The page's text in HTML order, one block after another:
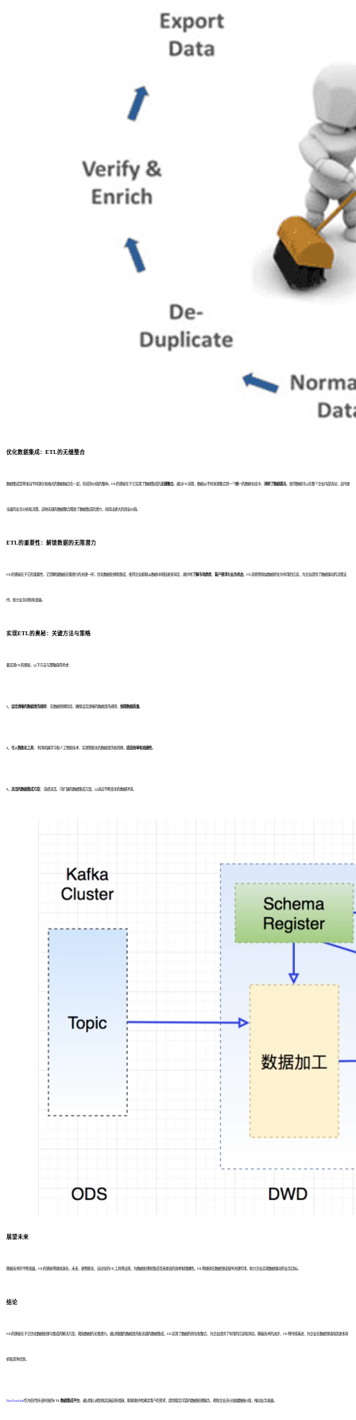
优化数据集成：ETL的无缝整合
数据集成是将来自不同源头和格式的数据融合在一起，形成有价值的整体。ETL的奥秘在于它实现了数据集成的 无缝整合。通过ETL流程，数据从不同来源整合到一个统一的数据仓库中， 消除了数据孤岛，使得数据可以在整个企业内部流动，支持更
全面的业务分析和决策。这种无缝的数据整合释放了数据集成的潜力，创造出更大的商业价值。
ETL的重要性：解锁数据的无限潜力
ETL的奥秘在于它的重要性，它是解锁数据无限潜力的关键一环。优化数据处理和集成，使得企业能够从数据中获取更多洞见，更好地了解市场趋势、 客户需求和 业务机会。ETL流程将原始数据转化为有用的信息，为企业提供了数据驱动的决策支
持，助力业务创新和发展。
实现ETL的奥秘：关键方法与策略
要实现ETL的奥秘，以下方法与策略值得考虑：
1、设定清晰的数据清洗规则： 在数据转换阶段，确保设定清晰的数据清洗规则， 保障数据质量 。
2、引入智能化工具： 利用机器学习和人工智能技术，实现智能化的数据清洗和转换， 提高效率和准确性
3、灵活的数据集成方案： 选择灵活、可扩展的数据集成方案，以适应不断变化的数据环境。
展望未来
随着技术的不断发展，ETL的奥秘将继续演化。未来，更智能化、自动化的ETL工具将出现，为数据处理和集成带来更高的效率和精确性。ETL将继续在数据领域发挥关键作用，助力企业实现数据驱动的业务目标。
结论
ETL的奥秘在于它优化数据处理与集成的解决方案，释放数据的无限潜力。通过精细的数据清洗和无缝的数据集成，ETL实现了数据的转化和整合，为企业提供了有用的信息和洞见。随着技术的进步，ETL将持续演进，为企业在数据领域创造更多商
机和竞争优势。
FineDataLink作为低代码/高时效的 ETL数据集成平台 ，通过精心规划和实施这些措施，能够更好地满足用户的需求，提供稳定可靠的数据处理服务，帮助企业充分发掘数据价值，推动业务发展。